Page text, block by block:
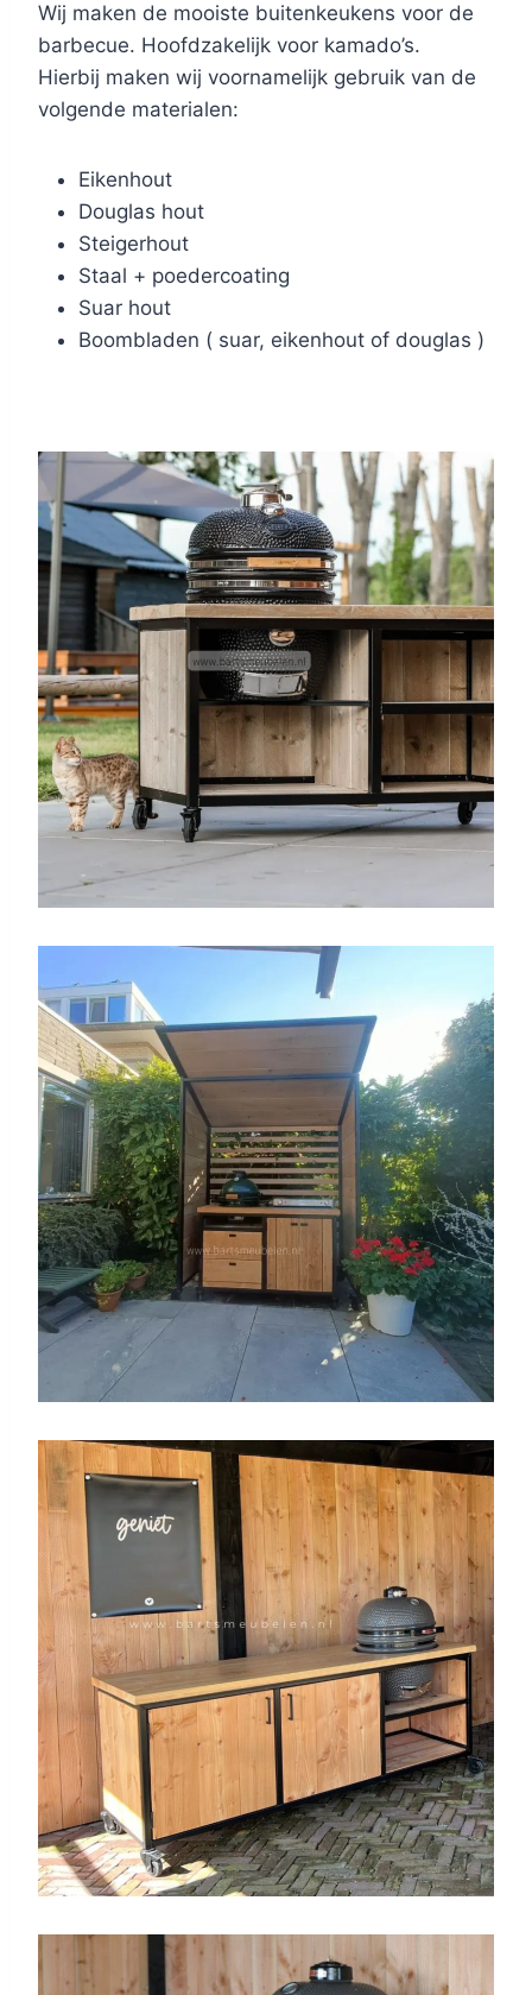
Wij maken de mooiste buitenkeukens voor de
barbecue. Hoofdzakelijk voor kamado’s.
Hierbij maken wij voornamelijk gebruik van de
volgende materialen:
Eikenhout
Douglas hout
Steigerhout
Staal + poedercoating
Suar hout
Boombladen ( suar, eikenhout of douglas )